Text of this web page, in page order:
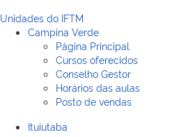
Unidades do IFTM
Campina Verde
Página Principal
Cursos oferecidos
Conselho Gestor
Horários das aulas
Posto de vendas
Ituiutaba